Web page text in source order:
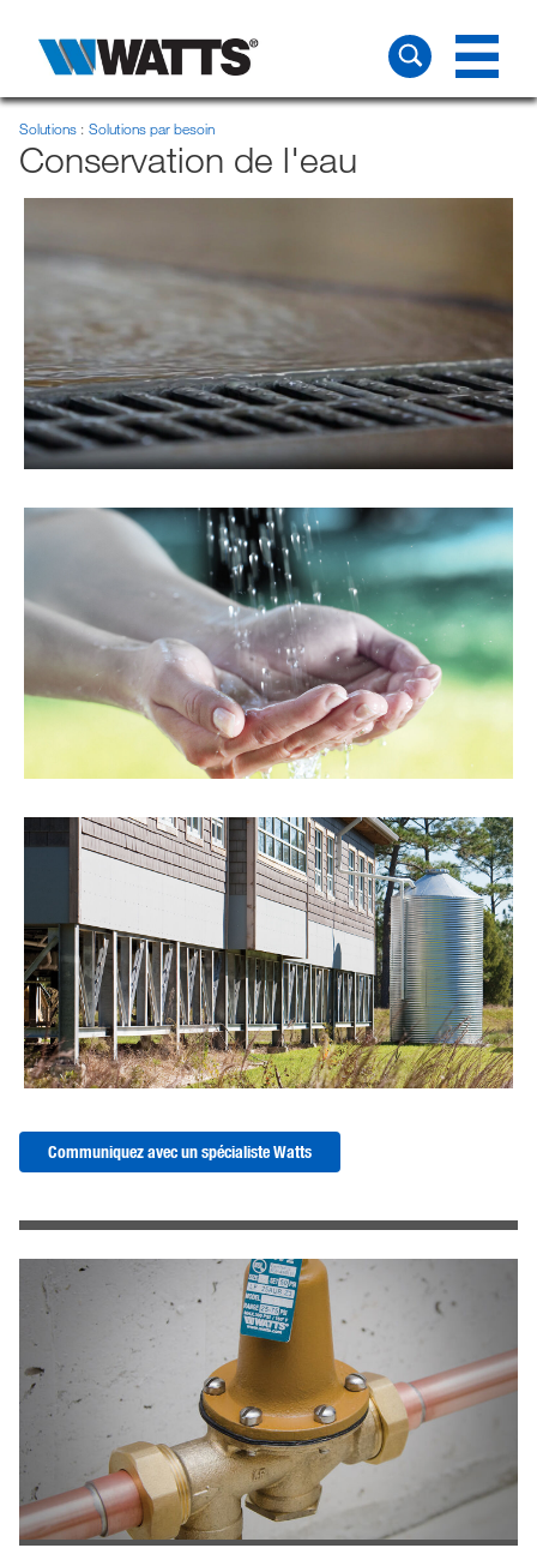
Solutions Solutions par besoin
Conservation de l'eau
Communiquez avec un spécialiste Watts